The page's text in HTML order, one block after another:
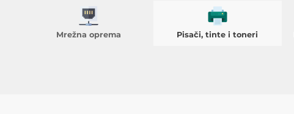
Mrežna oprema Pisači, tinte i toneri